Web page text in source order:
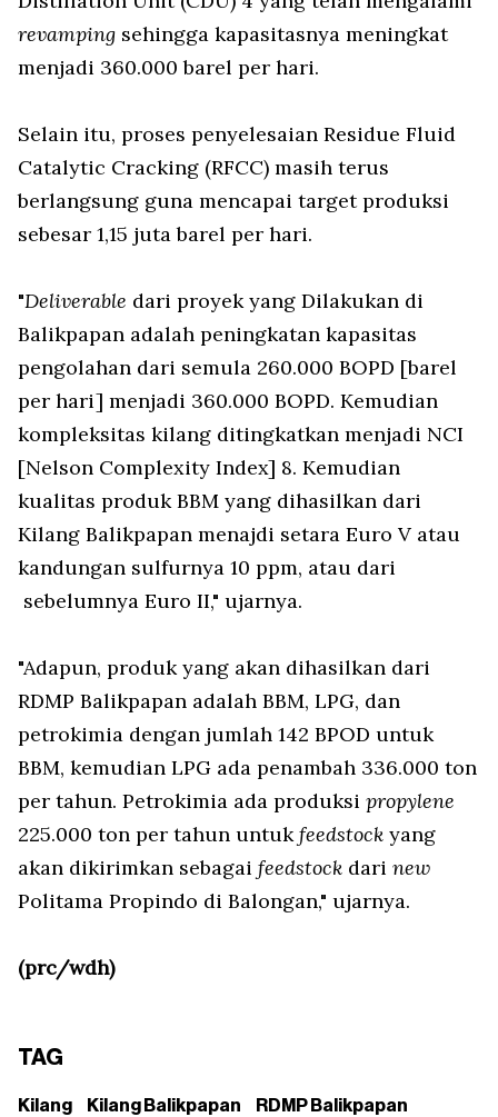
revamping sehingga kapasitasnya meningkat
menjadi 360.000 barel per hari.
Selain itu, proses penyelesaian Residue Fluid
Catalytic Cracking (RFCC) masih terus
berlangsung guna mencapai target produksi
sebesar 1,15 juta barel per hari.
"Deliverable dari proyek yang Dilakukan di
Balikpapan adalah peningkatan kapasitas
pengolahan dari semula 260.000 BOPD [barel
per hari] menjadi 360.000 BOPD. Kemudian
kompleksitas kilang ditingkatkan menjadi NCI
[Nelson Complexity Index] 8. Kemudian
kualitas produk BBM yang dihasilkan dari
Kilang Balikpapan menajdi setara Euro V atau
kandungan sulfurnya 10 ppm, atau dari
sebelumnya Euro II," ujarnya.
"Adapun, produk yang akan dihasilkan dari
RDMP Balikpapan adalah BBM, LPG, dan
petrokimia dengan jumlah 142 BPOD untuk
BBM, kemudian LPG ada penambah 336.000 ton
per tahun. Petrokimia ada produksi propylene
225.000 ton per tahun untukfeedstock yang
akan dikirimkan sebagai feedstock dari new
Politama Propindo di Balongan," ujarnya.
(prc/wdh)
TAG
Kilang Kilang Balikpapan RDMP Balikpapan